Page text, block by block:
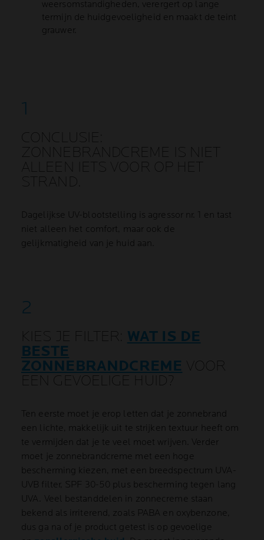
weersomstandigheden, verergert op lange
termijn de huidgevoeligheid en maakt de teint
grauwer.
CONCLUSIE:
ZONNEBRANDCREME IS NIET
ALLEEN IETS VOOR OP HET
STRAND.
Dagelijkse UV-blootstelling is agressor nr. 1 en tast
niet alleen het comfort, maar ook de
gelijkmatigheid van je huid aan.
KIES JE FILTER: WAT IS DE
BESTE
ZONNEBRANDCREME VOOR
EEN GEVOELIGE HUID?
Ten eerste moet je erop letten dat je zonnebrand
een lichte, makkelijk uit te strijken textuur heeft om
te vermijden dat je te veel moet wrijven. Verder
moet je zonnebrandcreme met een hoge
bescherming kiezen, met een breedspectrum UVA-
UVB filter, SPF 30-50 plus bescherming tegen lang
UVA. Veel bestanddelen in zonnecreme staan
bekend als irriterend, zoals PABA en oxybenzone,
dus ga na of je product getest is op gevoelige